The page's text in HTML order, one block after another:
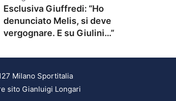
Esclusiva Giuffredi: “Ho
denunciato Melis, si deve
vergognare. E su Giulini…”
Milano Sportitalia
sito Gianluigi Longari